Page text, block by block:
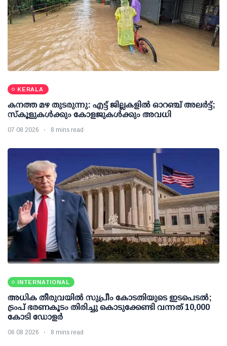
KERALA
കനത്ത മഴ തുടരുന്നു: എട്ട് ജില്ലകളില്‍ ഓറഞ്ച് അലര്‍ട്ട്;
സ്‌കൂളുകള്‍ക്കും കോളജുകള്‍ക്കും അവധി
07 08 2026 8 mins read
INTERNATIONAL
അധിക തീരുവയില്‍ സുപ്രീം കോടതിയുടെ ഇടപെടല്‍;
ട്രംപ് ഭരണകൂടം തിരിച്ചു കൊടുക്കേണ്ടി വന്നത് 10,000
കോടി ഡോളര്‍
06 08 2026 8 mins read